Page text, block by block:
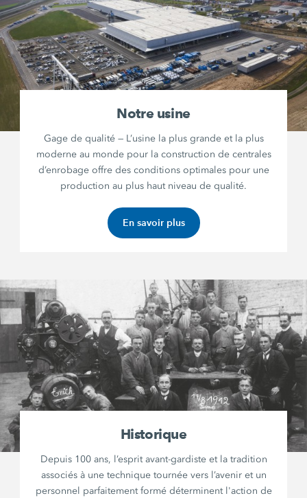
Notre usine
Gage de qualité — L’usine la plus grande et la plus
moderne au monde pour la construction de centrales
d’enrobage offre des conditions optimales pour une
production au plus haut niveau de qualité.
En savoir plus
Historique
Depuis 100 ans, l’esprit avant-gardiste et la tradition
associés à une technique tournée vers l’avenir et un
personnel parfaitement formé déterminent l'action de